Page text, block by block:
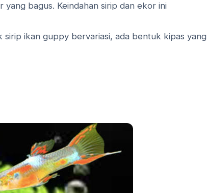
yang bagus. Keindahan sirip dan ekor ini
ikan guppy bervariasi, ada bentuk kipas yang